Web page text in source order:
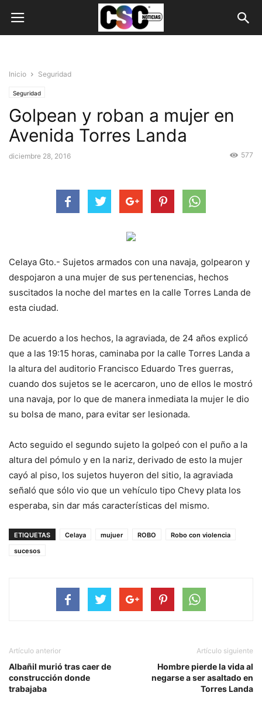
Inicio Seguridad
Seguridad
Golpean y roban a mujer en
Avenida Torres Landa
diciembre 28, 2016 577
Celaya Gto.- Sujetos armados con una navaja, golpearon y
despojaron a una mujer de sus pertenencias, hechos
suscitados la noche del martes en la calle Torres Landa de
esta ciudad.
De acuerdo a los hechos, la agraviada, de 24 años explicó
que a las 19:15 horas, caminaba por la calle Torres Landa a
la altura del auditorio Francisco Eduardo Tres guerras,
cuando dos sujetos se le acercaron, uno de ellos le mostró
una navaja, por lo que de manera inmediata la mujer le dio
su bolsa de mano, para evitar ser lesionada.
Acto seguido el segundo sujeto la golpeó con el puño a la
altura del pómulo y en la nariz, derivado de esto la mujer
cayó al piso, los sujetos huyeron del sitio, la agraviada
señaló que sólo vio que un vehículo tipo Chevy plata los
esperaba, sin dar más características del mismo.
ETIQUETAS Celaya mujuer ROBO
Robo con violencia
sucesos
Artículo anterior
Albañil murió tras caer de
construcción donde
trabajaba
Artículo siguiente
Hombre pierde la vida al
negarse a ser asaltado en
Torres Landa